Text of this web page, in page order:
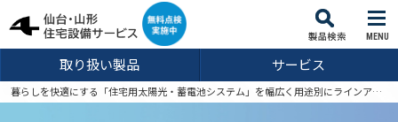
MENU
取り扱い製品 サービス
暮らしを快適にする「住宅用太陽光・蓄電池システム」を幅広く用途別にラインアップしております。